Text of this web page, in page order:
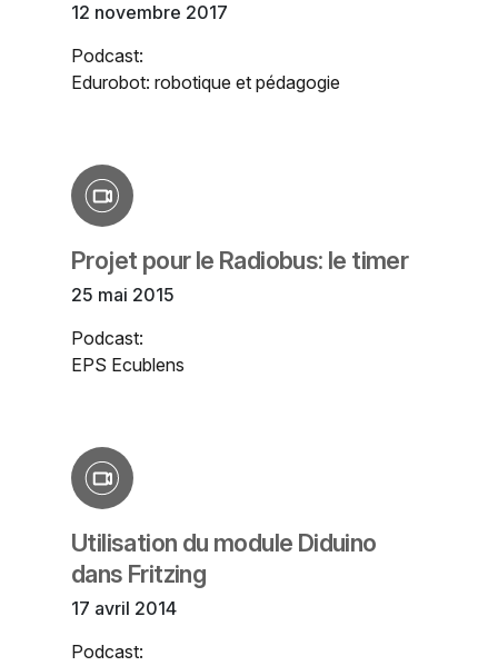
12 novembre 2017
Podcast:
Edurobot: robotique et pédagogie
Projet pour le Radiobus: le timer
25 mai 2015
Podcast:
EPS Ecublens
Utilisation du module Diduino
dans Fritzing
17 avril 2014
Podcast: